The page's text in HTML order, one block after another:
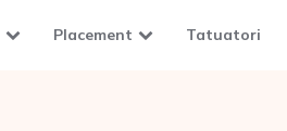
Placement Tatuatori